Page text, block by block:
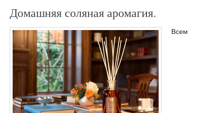
Домашняя соляная аромагия.
Всем